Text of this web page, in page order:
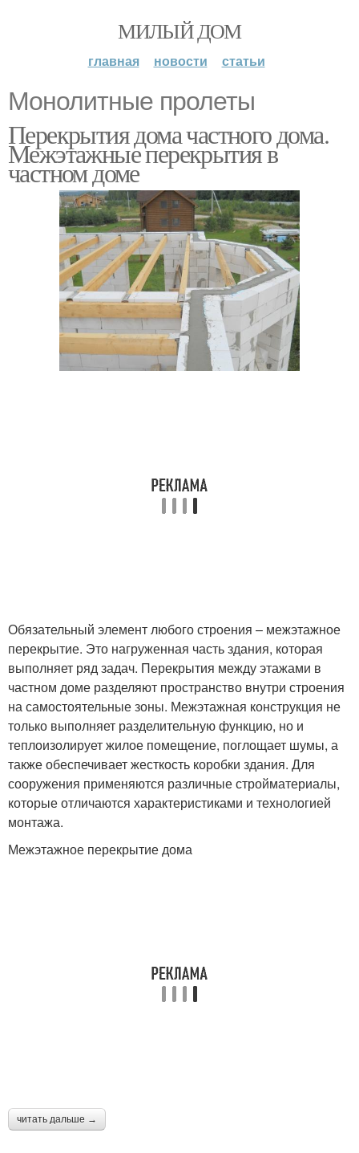
МИЛЫЙ ДОМ
главная новости статьи
Монолитные пролеты
Перекрытия дома частного дома.
Межэтажные перекрытия в
частном доме
Обязательный элемент любого строения – межэтажное
перекрытие. Это нагруженная часть здания, которая
выполняет ряд задач. Перекрытия между этажами в
частном доме разделяют пространство внутри строения
на самостоятельные зоны. Межэтажная конструкция не
только выполняет разделительную функцию, но и
теплоизолирует жилое помещение, поглощает шумы, а
также обеспечивает жесткость коробки здания. Для
сооружения применяются различные стройматериалы,
которые отличаются характеристиками и технологией
монтажа.
Межэтажное перекрытие дома
читать дальше →